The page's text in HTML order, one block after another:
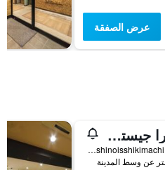
عرض الصفقة
ساكورا جيستهاوس - هوستل
3-934-1 Nishinoisshikimachi, تاكاياما, اليابان